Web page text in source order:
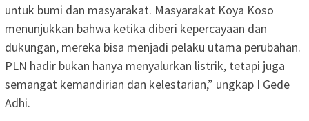
untuk bumi dan masyarakat. Masyarakat Koya Koso
menunjukkan bahwa ketika diberi kepercayaan dan
dukungan, mereka bisa menjadi pelaku utama perubahan.
PLN hadir bukan hanya menyalurkan listrik, tetapi juga
semangat kemandirian dan kelestarian,” ungkap I Gede
Adhi.